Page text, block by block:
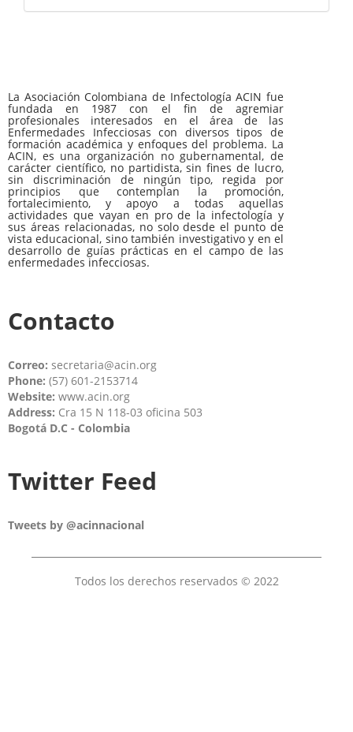
La Asociación Colombiana de Infectología ACIN fue
fundada en 1987 con el fin de agremiar
profesionales interesados en el área de las
Enfermedades Infecciosas con diversos tipos de
formación académica y enfoques del problema. La
ACIN, es una organización no gubernamental, de
carácter científico, no partidista, sin fines de lucro,
sin discriminación de ningún tipo, regida por
principios que contemplan la promoción,
fortalecimiento, y apoyo a todas aquellas
actividades que vayan en pro de la infectología y
sus áreas relacionadas, no solo desde el punto de
vista educacional, sino también investigativo y en el
desarrollo de guías prácticas en el campo de las
enfermedades infecciosas.
Contacto
Correo: secretaria@acin.org
Phone: (57) 601-2153714
Website: www.acin.org
Address: Cra 15 N 118-03 oficina 503
Bogotá D.C - Colombia
Twitter Feed
Tweets by @acinnacional
Todos los derechos reservados © 2022